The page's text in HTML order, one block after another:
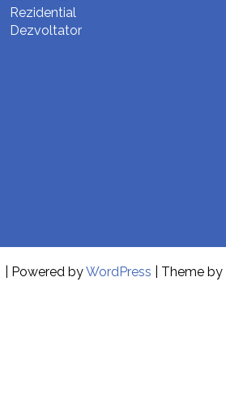
Rezidential
Dezvoltator
| Powered byWordPress | Theme by